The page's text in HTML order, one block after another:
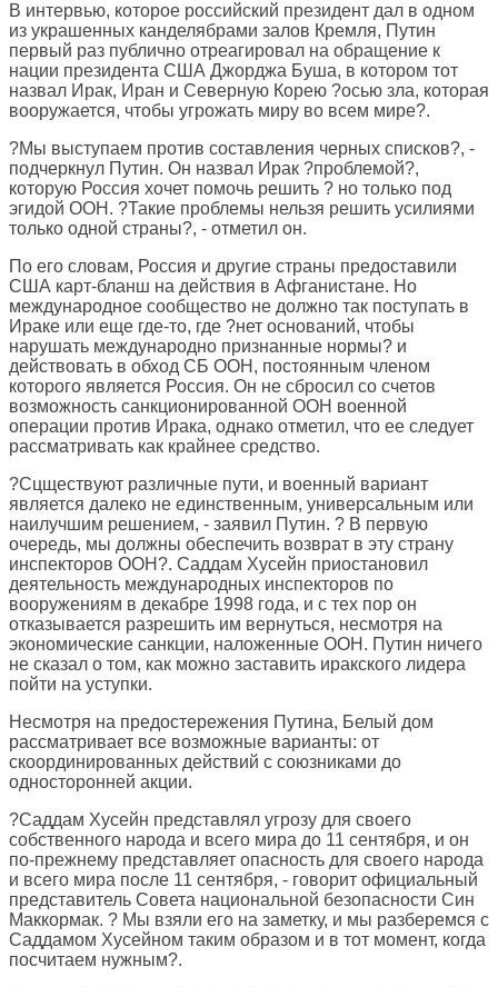
В интервью, которое российский президент дал в одном
из украшенных канделябрами залов Кремля, Путин
первый раз публично отреагировал на обращение к
нации президента США Джорджа Буша, в котором тот
назвал Ирак, Иран и Северную Корею ?осью зла, которая
вооружается, чтобы угрожать миру во всем мире?.
?Мы выступаем против составления черных списков?, -
подчеркнул Путин. Он назвал Ирак ?проблемой?,
которую Россия хочет помочь решить ? но только под
эгидой ООН. ?Такие проблемы нельзя решить усилиями
только одной страны?, - отметил он.
По его словам, Россия и другие страны предоставили
США карт-бланш на действия в Афганистане. Но
международное сообщество не должно так поступать в
Ираке или еще где-то, где ?нет оснований, чтобы
нарушать международно признанные нормы? и
действовать в обход СБ ООН, постоянным членом
которого является Россия. Он не сбросил со счетов
возможность санкционированной ООН военной
операции против Ирака, однако отметил, что ее следует
рассматривать как крайнее средство.
?Сцществуют различные пути, и военный вариант
является далеко не единственным, универсальным или
наилучшим решением, - заявил Путин. ? В первую
очередь, мы должны обеспечить возврат в эту страну
инспекторов ООН?. Саддам Хусейн приостановил
деятельность международных инспекторов по
вооружениям в декабре 1998 года, и с тех пор он
отказывается разрешить им вернуться, несмотря на
экономические санкции, наложенные ООН. Путин ничего
не сказал о том, как можно заставить иракского лидера
пойти на уступки.
Несмотря на предостережения Путина, Белый дом
рассматривает все возможные варианты: от
скоординированных действий с союзниками до
односторонней акции.
?Саддам Хусейн представлял угрозу для своего
собственного народа и всего мира до 11 сентября, и он
по-прежнему представляет опасность для своего народа
и всего мира после 11 сентября, - говорит официальный
представитель Совета национальной безопасности Син
Маккормак. ? Мы взяли его на заметку, и мы разберемся с
Саддамом Хусейном таким образом и в тот момент, когда
посчитаем нужным?.